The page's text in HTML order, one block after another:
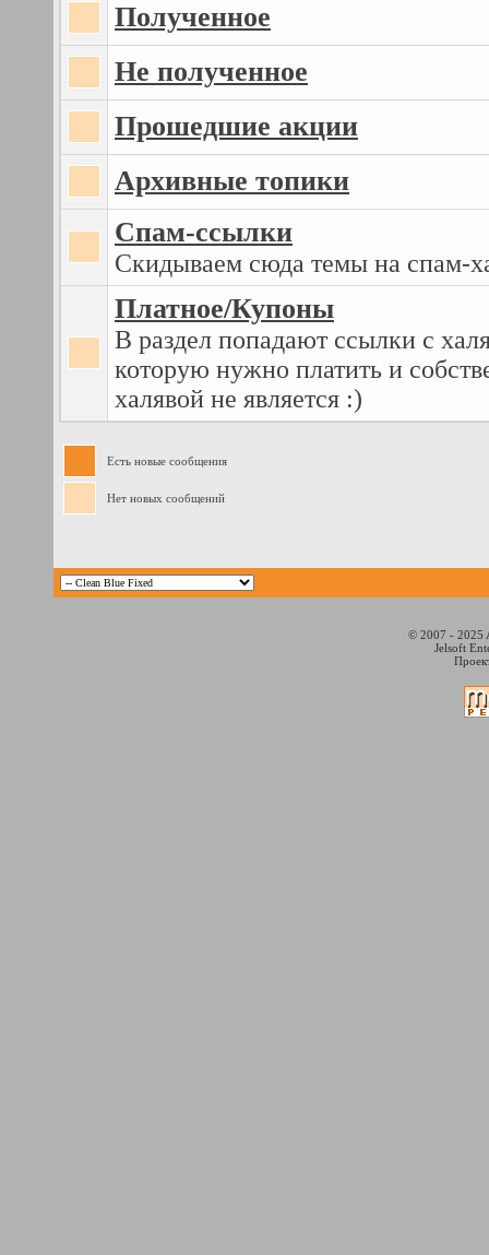
Полученное
Не полученное
Прошедшие акции
Архивные топики
Спам-ссылки
Скидываем сюда темы на спам-
Платное/Купоны
В раздел попадают ссылки с
которую нужно платить и
халявой не является :)
Есть новые сообщения
Нет новых сообщений
© 2007 - 2025
Jelsoft